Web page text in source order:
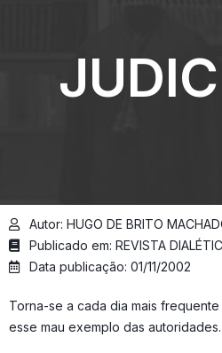
Autor: HUGO DE BRITO
Publicado em: REVISTA
Data publicação: 01/11/2002
Torna-se a cada dia mais
esse mau exemplo das